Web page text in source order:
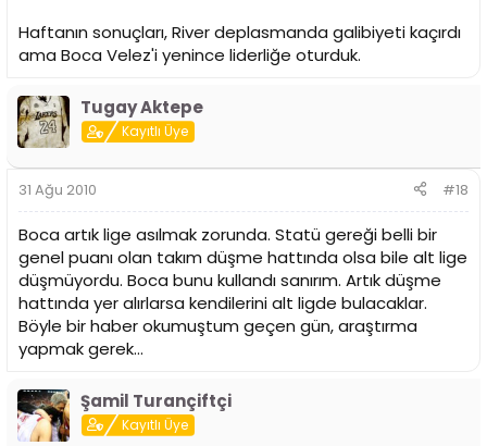
Haftanın sonuçları, River deplasmanda galibiyeti kaçırdı
ama Boca Velez'i yenince liderliğe oturduk.
Tugay Aktepe
Kayıtlı Üye
31 Ağu 2010 #18
Boca artık lige asılmak zorunda. Statü gereği belli bir
genel puanı olan takım düşme hattında olsa bile alt lige
düşmüyordu. Boca bunu kullandı sanırım. Artık düşme
hattında yer alırlarsa kendilerini alt ligde bulacaklar.
Böyle bir haber okumuştum geçen gün, araştırma
yapmak gerek...
Şamil Turançiftçi
Kayıtlı Üye